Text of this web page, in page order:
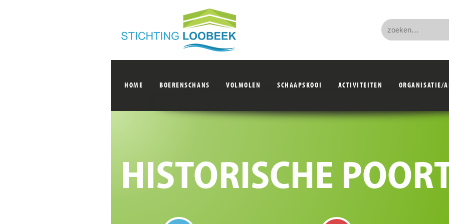
HOME BOERENSCHANS VOLMOLEN SCHAAPSKOOI ACTIVITEITEN ORGANISATIE/
HISTORISCHE